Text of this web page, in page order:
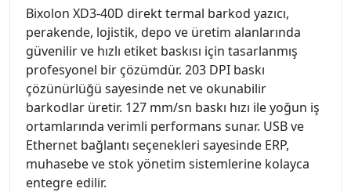
Bixolon XD3-40D direkt termal barkod yazıcı,
perakende, lojistik, depo ve üretim alanlarında
güvenilir ve hızlı etiket baskısı için tasarlanmış
profesyonel bir çözümdür. 203 DPI baskı
çözünürlüğü sayesinde net ve okunabilir
barkodlar üretir. 127 mm/sn baskı hızı ile yoğun iş
ortamlarında verimli performans sunar. USB ve
Ethernet bağlantı seçenekleri sayesinde ERP,
muhasebe ve stok yönetim sistemlerine kolayca
entegre edilir.